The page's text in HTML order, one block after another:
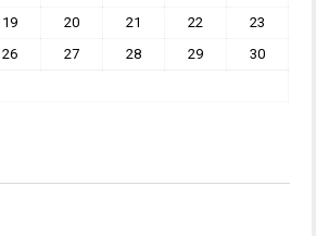
19 20 21 22
23
26 27 28 29
30